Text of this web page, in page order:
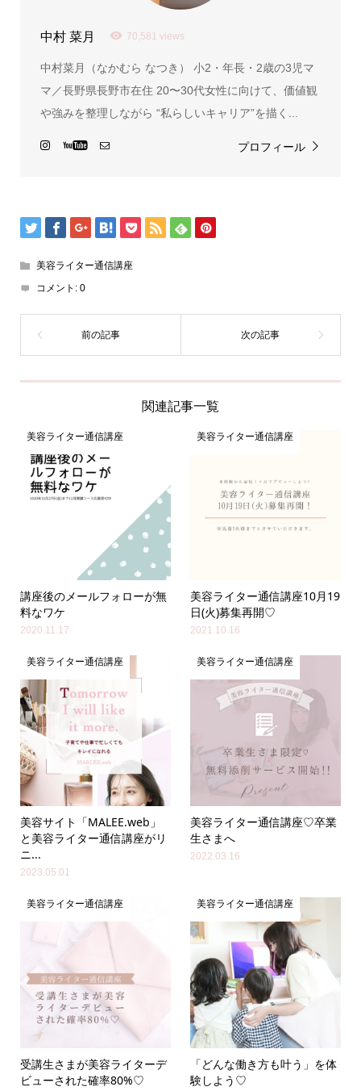
中村 菜月 70,581 views
中村菜月（なかむら なつき） 小2・年長・2歳の3児マ
マ／長野県長野市在住 20〜30代女性に向けて、価値観
や強みを整理しながら “私らしいキャリア”を描く...
プロフィール
美容ライター通信講座
コメント: 0
関連記事一覧
美容ライター通信講座
講座後のメールフォローが無
料なワケ
2020.11.17
美容ライター通信講座
美容ライター通信講座10月19
日(火)募集再開♡
2021.10.16
美容ライター通信講座
美容サイト「MALEE.web」
と美容ライター通信講座がリ
ニ...
2023.05.01
美容ライター通信講座
美容ライター通信講座♡卒業
生さまへ
2022.03.16
美容ライター通信講座
受講生さまが美容ライターデ
ビューされた確率80%♡
美容ライター通信講座
「どんな働き方も叶う」を体
験しよう♡